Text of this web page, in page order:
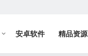
安卓软件 精品资源